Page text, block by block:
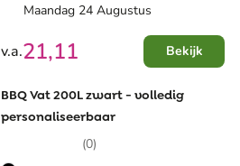
Maandag 24 Augustus
v.a.21,11 Bekijk
BBQ Vat 200L zwart - volledig
personaliseerbaar
(0)